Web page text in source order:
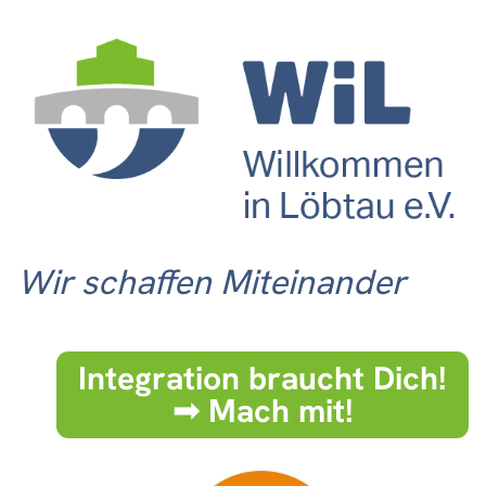
Wir schaffen Miteinander
Integration braucht Dich!
➟ Mach mit!